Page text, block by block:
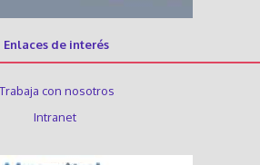
Enlaces de interés
Trabaja con nosotros
Intranet